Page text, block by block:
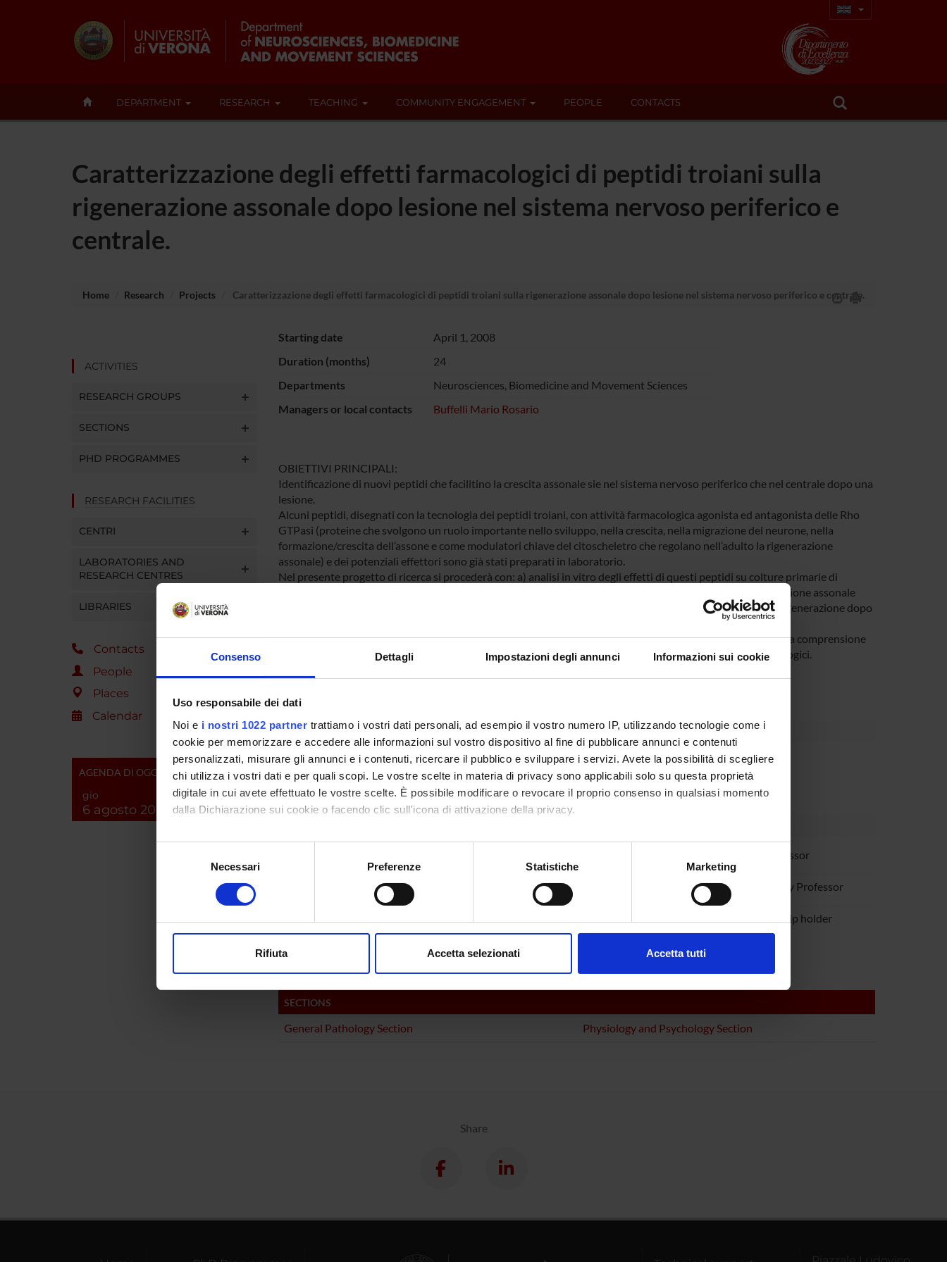
Consenso Dettagli Impostazioni degli annunci Informazioni sui cookie
Uso responsabile dei dati
Noi e i nostri 1022 partner trattiamo i vostri dati personali, ad esempio il vostro numero IP, utilizzando tecnologie come i
cookie per memorizzare e accedere alle informazioni sul vostro dispositivo al fine di pubblicare annunci e contenuti
personalizzati, misurare gli annunci e i contenuti, ricercare il pubblico e sviluppare i servizi. Avete la possibilità di scegliere
chi utilizza i vostri dati e per quali scopi. Le vostre scelte in materia di privacy sono applicabili solo su questa proprietà
digitale in cui avete effettuato le vostre scelte. È possibile modificare o revocare il proprio consenso in qualsiasi momento
dalla Dichiarazione sui cookie o facendo clic sull'icona di attivazione della privacy.
Con il tuo consenso, vorremmo anche:
raccogliere informazioni sulla tua posizione geografica, con un'approssimazione di qualche metro,
digitali).
modificare o ritirare il tuo consenso in qualsiasi momento dalla Dichiarazione sui cookie.
di analisi dei dati web, pubblicità e social media, i quali potrebbero combinarle con altre informazioni che hai fornito loro o
che hanno raccolto dal tuo utilizzo dei loro servizi.
Necessari Preferenze Statistiche Marketing
Rifiuta Accetta selezionati Accetta tutti
DEPARTMENT RESEARCH TEACHING COMMUNITY ENGAGEMENT PEOPLE CONTACTS
Caratterizzazione degli effetti farmacologici di peptidi troiani sulla
rigenerazione assonale dopo lesione nel sistema nervoso periferico e
centrale.
Home Research Projects Caratterizzazione degli effetti farmacologici di peptidi troiani sulla rigenerazione assonale dopo lesione nel sistema nervoso periferico e centrale.
ACTIVITIES
RESEARCH GROUPS
SECTIONS
PHD PROGRAMMES
RESEARCH FACILITIES
CENTRI
LABORATORIES AND
RESEARCH CENTRES
LIBRARIES
Contacts
People
Places
Calendar
AGENDA DI OGGI
gio
6 agosto 2026
Starting date
April 1, 2008
Duration (months)
24
Departments
Neurosciences, Biomedicine and Movement Sciences
Managers or local contacts
Buffelli Mario Rosario
OBIETTIVI PRINCIPALI:
Identificazione di nuovi peptidi che facilitino la crescita assonale sie nel sistema nervoso periferico che nel centrale dopo una
lesione.
Alcuni peptidi, disegnati con la tecnologia dei peptidi troiani, con attività farmacologica agonista ed antagonista delle Rho
GTPasi (proteine che svolgono un ruolo importante nello sviluppo, nella crescita, nella migrazione del neurone, nella
formazione/crescita dell’assone e come modulatori chiave del citoscheletro che regolano nell’adulto la rigenerazione
assonale) e dei potenziali effettori sono già stati preparati in laboratorio.
Nel presente progetto di ricerca si procederà con: a) analisi in vitro degli effetti di questi peptidi su colture primarie di
neuroni corticali e di motoneuroni; b) applicazione cronica in vivo sul nervo sciatico e analisi della rigenerazione assonale
dopo lesione; c) applicazione cronica in vivo nel rigonfiamento lombare del midollo spinale e analisi della rigenerazione dopo
I rirultati potranno fornire un valido aiuto per il disegno di nuove strategie terapeutiche e dei progressi nella comprensione
dei meccanismi molecolari che stanno alla base delle normali funzioni neuronali e di alcuni disordini neurologici.
SPONSORS:
Fondazione Cariverona Funds:assigned and managed by the department
Mario Rosario Buffelli
Claudia Laperchia
Full Professor
Temporary Professor
Scholarship holder
SECTIONS
General Pathology Section Physiology and Psychology Section
Share